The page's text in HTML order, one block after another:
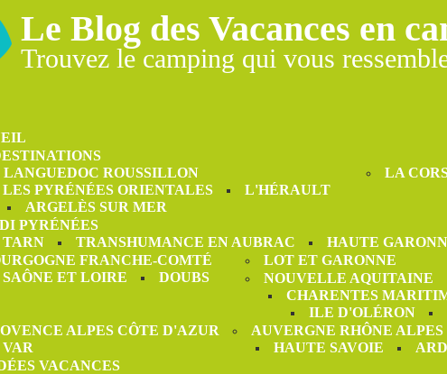
Le Blog des Vacances en
Trouvez le camping qui vous
ROUSSILLON
LES PYRÉNÉES ORIENTALES
ARGELÈS SUR MER
L'HÉRAULT
LA
PYRÉNÉES
TARN
TRANSHUMANCE EN AUBRAC HAUTE
FRANCHE-COMTÉ
SAÔNE ET LOIRE
DOUBS
LOT ET GARONNE
NOUVELLE AQUITAINE
CHARENTES
ILE D'OLÉRON
ALPES CÔTE D'AZUR
VAR
AUVERGNE RHÔNE ALPES
HAUTE SAVOIE
VACANCES